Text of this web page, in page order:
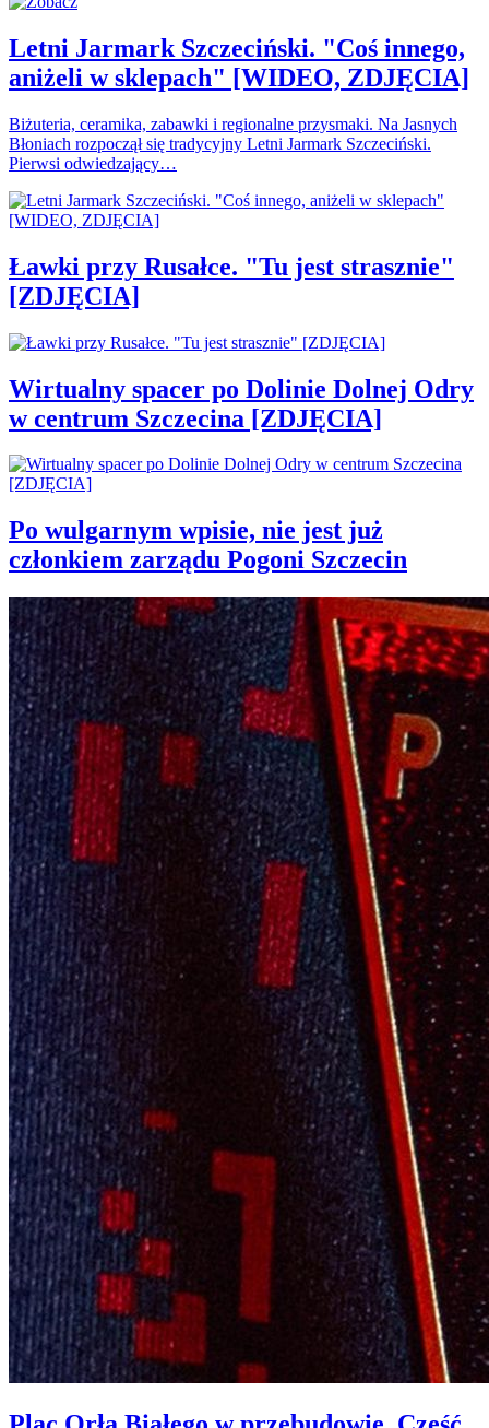
Letni Jarmark Szczeciński. "Coś innego,
aniżeli w sklepach" [WIDEO, ZDJĘCIA]
Biżuteria, ceramika, zabawki i regionalne przysmaki. Na Jasnych
Błoniach rozpoczął się tradycyjny Letni Jarmark Szczeciński.
Pierwsi odwiedzający…
Ławki przy Rusałce. "Tu jest strasznie"
[ZDJĘCIA]
Wirtualny spacer po Dolinie Dolnej Odry
w centrum Szczecina [ZDJĘCIA]
Po wulgarnym wpisie, nie jest już
członkiem zarządu Pogoni Szczecin